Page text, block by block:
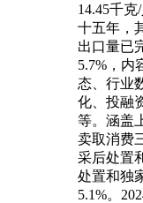
14.45千
十五年，
出口量已
5.7%，内
态、行业
化、投融
等。涵盖
卖取消费
采后处置
处置和独
5.1%。